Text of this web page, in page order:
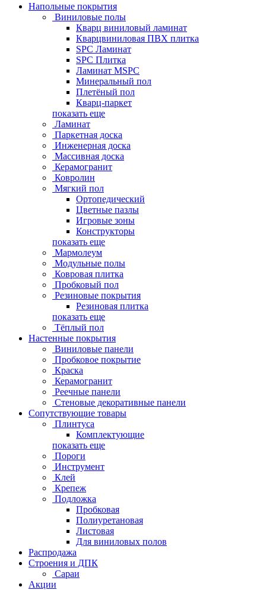
Напольные покрытия
Виниловые полы
Кварц виниловый ламинат
Кварцвиниловая ПВХ плитка
SPC Ламинат
SPC Плитка
Ламинат MSPC
Минеральный пол
Плетёный пол
Кварц-паркет
показать еще
Ламинат
Паркетная доска
Инженерная доска
Массивная доска
Керамогранит
Ковролин
Мягкий пол
Ортопедический
Цветные пазлы
Игровые зоны
Конструкторы
показать еще
Мармолеум
Модульные полы
Ковровая плитка
Пробковый пол
Резиновые покрытия
Резиновая плитка
показать еще
Тёплый пол
Настенные покрытия
Виниловые панели
Пробковое покрытие
Краска
Керамогранит
Реечные панели
Стеновые декоративные панели
Сопутствующие товары
Плинтуса
Комплектующие
показать еще
Пороги
Инструмент
Клей
Крепеж
Подложка
Пробковая
Полиуретановая
Листовая
Для виниловых полов
Распродажа
Строения и ДПК
Сараи
Акции